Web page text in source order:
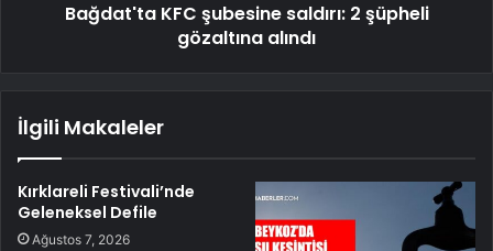
Bağdat'ta KFC şubesine saldırı: 2 şüpheli
gözaltına alındı
İlgili Makaleler
Kırklareli Festivali’nde
Geleneksel Defile
Ağustos 7, 2026